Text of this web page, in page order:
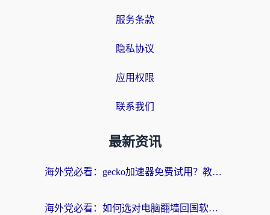
服务条款
隐私协议
应用权限
联系我们
最新资讯
海外党必看：gecko加速器免费试用？教你选对回国加速器，无缝刷国内剧玩游戏
海外党必看：如何选对电脑翻墙回国软件，轻松解锁国内资源？